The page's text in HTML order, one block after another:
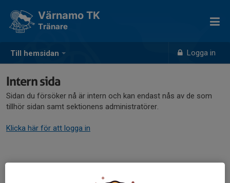
Till hemsidan Logga in
Värnamo TK
Tränare
Intern sida
Sidan du försöker nå är intern och kan endast nås av de som
tillhör sidan samt sektionens administratörer.
Klicka här för att logga in